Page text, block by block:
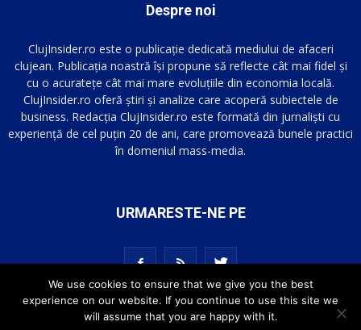
Despre noi
ClujInsider.ro este o publicație dedicată mediului de afaceri
clujean. Publicația noastră își propune să reflecte cât mai fidel și
cu o acuratețe cât mai mare evoluțiile din economia locală.
ClujInsider.ro oferă știri și analize care acoperă subiectele de
business. Redacția ClujInsider.ro este formată din jurnaliști cu
experiență de cel puțin 20 de ani, care promovează bunele practici
în domeniul mass-media.
URMARESTE-NE PE
We use cookies to ensure that we give you the best
experience on our website. If you continue to use this site we
will assume that you are happy with it.